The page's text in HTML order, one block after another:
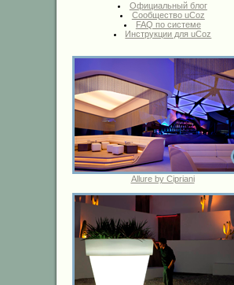
Официальный блог
Сообщество uCoz
FAQ по системе
Инструкции для uCoz
Allure by Cipriani